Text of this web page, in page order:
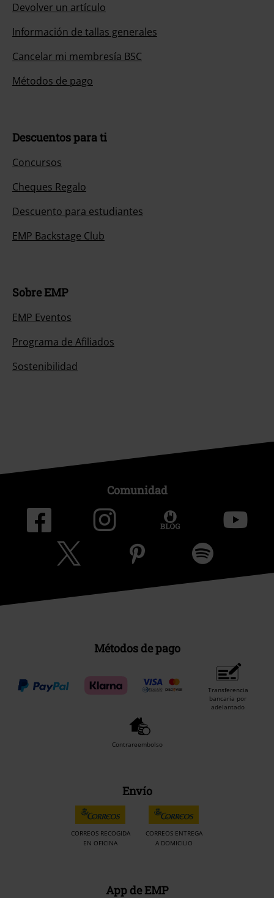
Devolver un artículo
Información de tallas generales
Cancelar mi membresía BSC
Métodos de pago
Descuentos para ti
Concursos
Cheques Regalo
Descuento para estudiantes
EMP Backstage Club
Sobre EMP
EMP Eventos
Programa de Afiliados
Sostenibilidad
Comunidad
Métodos de pago
Transferencia
bancaria por
adelantado
Contrareembolso
Envío
CORREOS RECOGIDA
EN OFICINA
CORREOS ENTREGA
A DOMICILIO
App de EMP